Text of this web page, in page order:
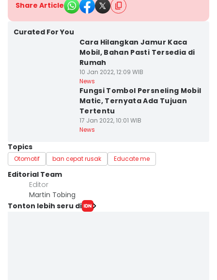
Share Article
Curated For You
Cara Hilangkan Jamur Kaca
Mobil, Bahan Pasti Tersedia di
Rumah
10 Jan 2022, 12:09 WIB
News
Fungsi Tombol Persneling Mobil
Matic, Ternyata Ada Tujuan
Tertentu
17 Jan 2022, 10:01 WIB
News
Topics
Otomotif ban cepat rusak Educate me
Editorial Team
Editor
Martin Tobing
Tonton lebih seru di